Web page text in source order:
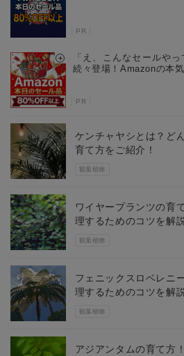
PR
「え、こんなセールや
続々登場！Amazonの本
PR
観葉植物
ケンチャヤシとは？ど
育て方をご紹介！
観葉植物
ワイヤープランツの育
理するためのコツを解説
観葉植物
フェニックスロベレニ
理するためのコツを解説
アジアンタムの育て方